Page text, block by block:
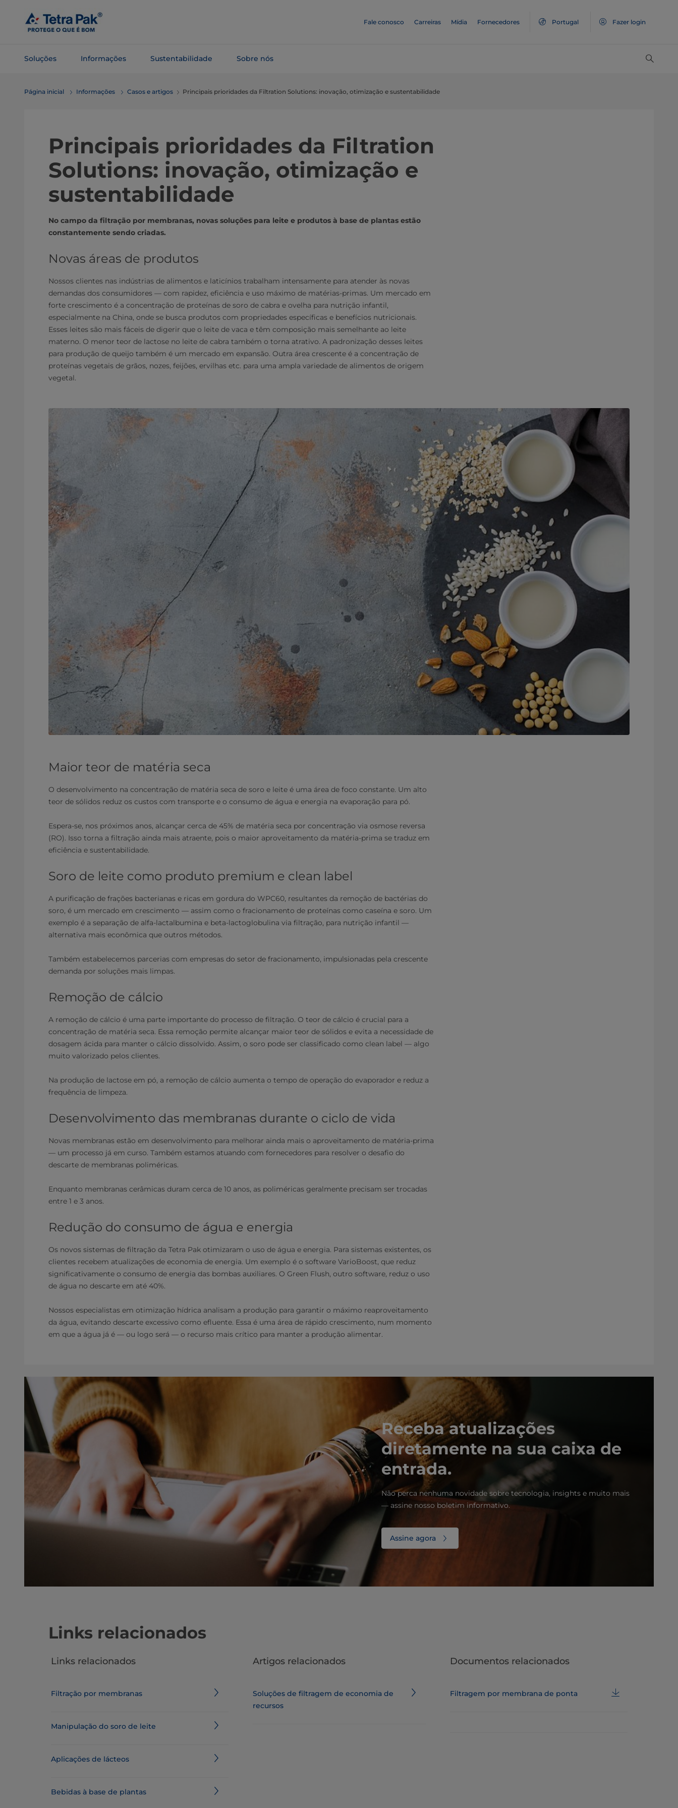
para o
conteúdo
Fale conosco Carreiras Mídia Fornecedores Portugal Fazer login
Soluções Informações Sustentabilidade Sobre nós
Página inicial Informações Casos e artigos Principais prioridades da Filtration Solutions: inovação, otimização e sustentabilidade
Principais prioridades da Filtration
Solutions: inovação, otimização e
sustentabilidade
No campo da filtração por membranas, novas soluções para leite e produtos à base de plantas estão
constantemente sendo criadas.
Novas áreas de produtos
Nossos clientes nas indústrias de alimentos e laticínios trabalham intensamente para atender às novas
demandas dos consumidores — com rapidez, eficiência e uso máximo de matérias-primas. Um mercado em
forte crescimento é a concentração de proteínas de soro de cabra e ovelha para nutrição infantil,
especialmente na China, onde se busca produtos com propriedades específicas e benefícios nutricionais.
Esses leites são mais fáceis de digerir que o leite de vaca e têm composição mais semelhante ao leite
materno. O menor teor de lactose no leite de cabra também o torna atrativo. A padronização desses leites
para produção de queijo também é um mercado em expansão. Outra área crescente é a concentração de
proteínas vegetais de grãos, nozes, feijões, ervilhas etc. para uma ampla variedade de alimentos de origem
vegetal.
Maior teor de matéria seca
O desenvolvimento na concentração de matéria seca de soro e leite é uma área de foco constante. Um alto
teor de sólidos reduz os custos com transporte e o consumo de água e energia na evaporação para pó.
Espera-se, nos próximos anos, alcançar cerca de 45% de matéria seca por concentração via osmose reversa
(RO). Isso torna a filtração ainda mais atraente, pois o maior aproveitamento da matéria-prima se traduz em
eficiência e sustentabilidade.
Soro de leite como produto premium e clean label
A purificação de frações bacterianas e ricas em gordura do WPC60, resultantes da remoção de bactérias do
soro, é um mercado em crescimento — assim como o fracionamento de proteínas como caseína e soro. Um
exemplo é a separação de alfa-lactalbumina e beta-lactoglobulina via filtração, para nutrição infantil —
alternativa mais econômica que outros métodos.
Também estabelecemos parcerias com empresas do setor de fracionamento, impulsionadas pela crescente
demanda por soluções mais limpas.
Remoção de cálcio
A remoção de cálcio é uma parte importante do processo de filtração. O teor de cálcio é crucial para a
concentração de matéria seca. Essa remoção permite alcançar maior teor de sólidos e evita a necessidade de
dosagem ácida para manter o cálcio dissolvido. Assim, o soro pode ser classificado como clean label — algo
muito valorizado pelos clientes.
Na produção de lactose em pó, a remoção de cálcio aumenta o tempo de operação do evaporador e reduz a
frequência de limpeza.
Desenvolvimento das membranas durante o ciclo de vida
Novas membranas estão em desenvolvimento para melhorar ainda mais o aproveitamento de matéria-prima
— um processo já em curso. Também estamos atuando com fornecedores para resolver o desafio do
descarte de membranas poliméricas.
Enquanto membranas cerâmicas duram cerca de 10 anos, as poliméricas geralmente precisam ser trocadas
entre 1 e 3 anos.
Redução do consumo de água e energia
Os novos sistemas de filtração da Tetra Pak otimizaram o uso de água e energia. Para sistemas existentes, os
clientes recebem atualizações de economia de energia. Um exemplo é o software VarioBoost, que reduz
significativamente o consumo de energia das bombas auxiliares. O Green Flush, outro software, reduz o uso
de água no descarte em até 40%.
Nossos especialistas em otimização hídrica analisam a produção para garantir o máximo reaproveitamento
da água, evitando descarte excessivo como efluente. Essa é uma área de rápido crescimento, num momento
em que a água já é — ou logo será — o recurso mais crítico para manter a produção alimentar.
Receba atualizações
diretamente na sua caixa de
entrada.
Não perca nenhuma novidade sobre tecnologia, insights e muito mais
— assine nosso boletim informativo.
Assine agora
Links relacionados
Links relacionados
Filtração por membranas
Manipulação do soro de leite
Aplicações de lácteos
Bebidas à base de plantas
Artigos relacionados
Soluções de filtragem de economia de
recursos
Documentos relacionados
Filtragem por membrana de ponta